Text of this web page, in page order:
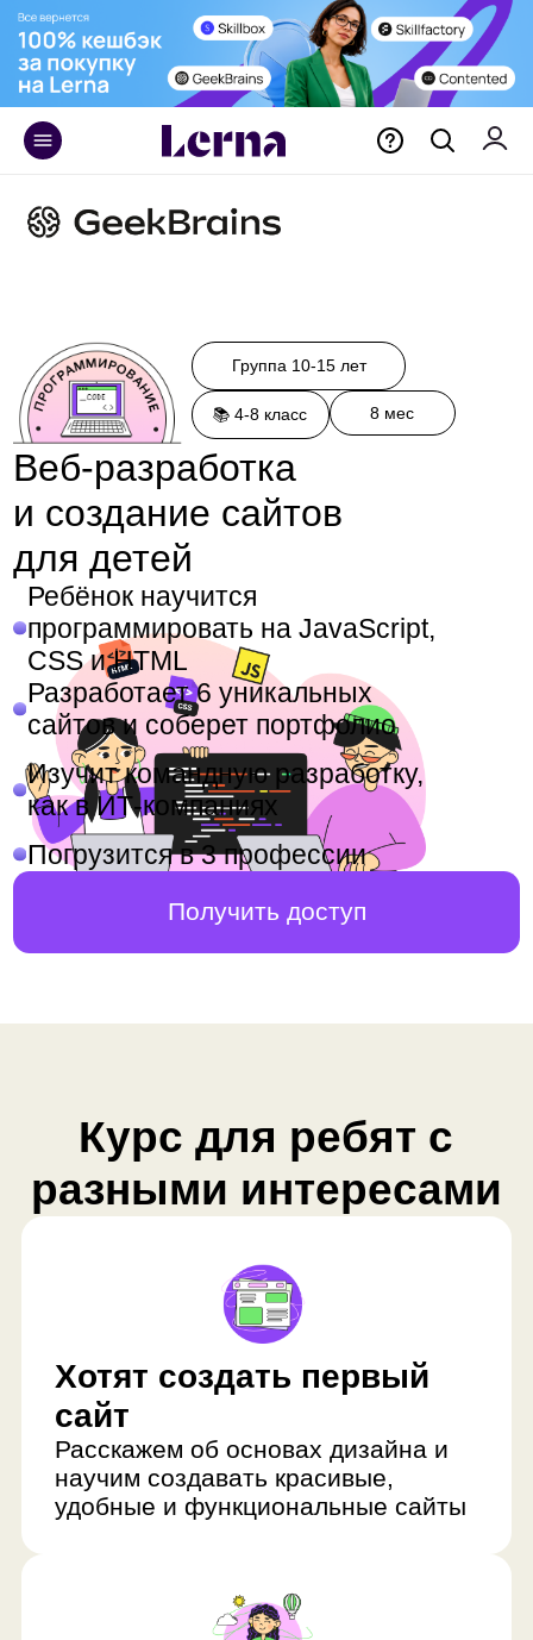
+375 29 171 55 70
📚 4-8 класс 8 мес
Веб-разработка
и создание сайтов
для детей
Ребёнок научится
программировать на JavaScript,
CSS и HTML
Разработает 6 уникальных
сайтов и соберет портфолио
Изучит командную разработку,
как в ИТ-компаниях
Погрузится в 3 профессии
Получить доступ
разными интересами
Расскажем об основах дизайна и
научим создавать красивые,
удобные и функциональные сайты
Хотят создать первый
Уже пробовали
создавать сайты
освоить профессиональные